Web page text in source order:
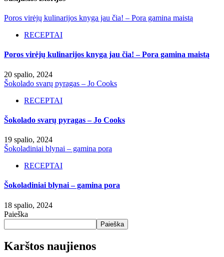
Poros virėjų kulinarijos knyga jau čia! – Pora gamina maistą
RECEPTAI
Poros virėjų kulinarijos knyga jau čia! – Pora gamina maistą
20 spalio, 2024
Šokolado svarų pyragas – Jo Cooks
RECEPTAI
Šokolado svarų pyragas – Jo Cooks
19 spalio, 2024
Šokoladiniai blynai – gamina pora
RECEPTAI
Šokoladiniai blynai – gamina pora
18 spalio, 2024
Paieška
Paieška
Karštos naujienos